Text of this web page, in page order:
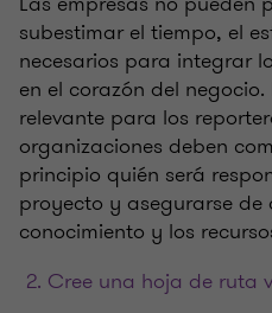
subestimar el tiempo, el
necesarios para integrar
en el corazón del
relevante para los
organizaciones deben
principio quién será
proyecto y asegurarse de
conocimiento y los
Cree una hoja de ruta